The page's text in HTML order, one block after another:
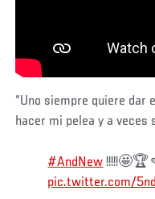
“Uno siempre quiere dar
hacer mi pelea y a veces
#AndNew
pic.twitter.com/